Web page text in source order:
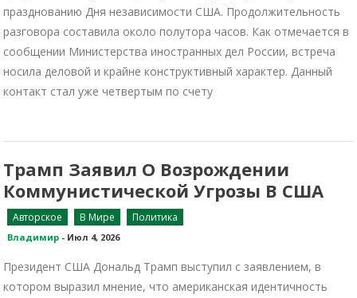
празднованию Дня независимости США. Продолжительность
разговора составила около полутора часов. Как отмечается в
сообщении Министерства иностранных дел России, встреча
носила деловой и крайне конструктивный характер. Данный
контакт стал уже четвертым по счету
Трамп Заявил О Возрождении
Коммунистической Угрозы В США
Авторское В Мире Политика
Владимир - Июл 4, 2026
Президент США Дональд Трамп выступил с заявлением, в
котором выразил мнение, что американская идентичность